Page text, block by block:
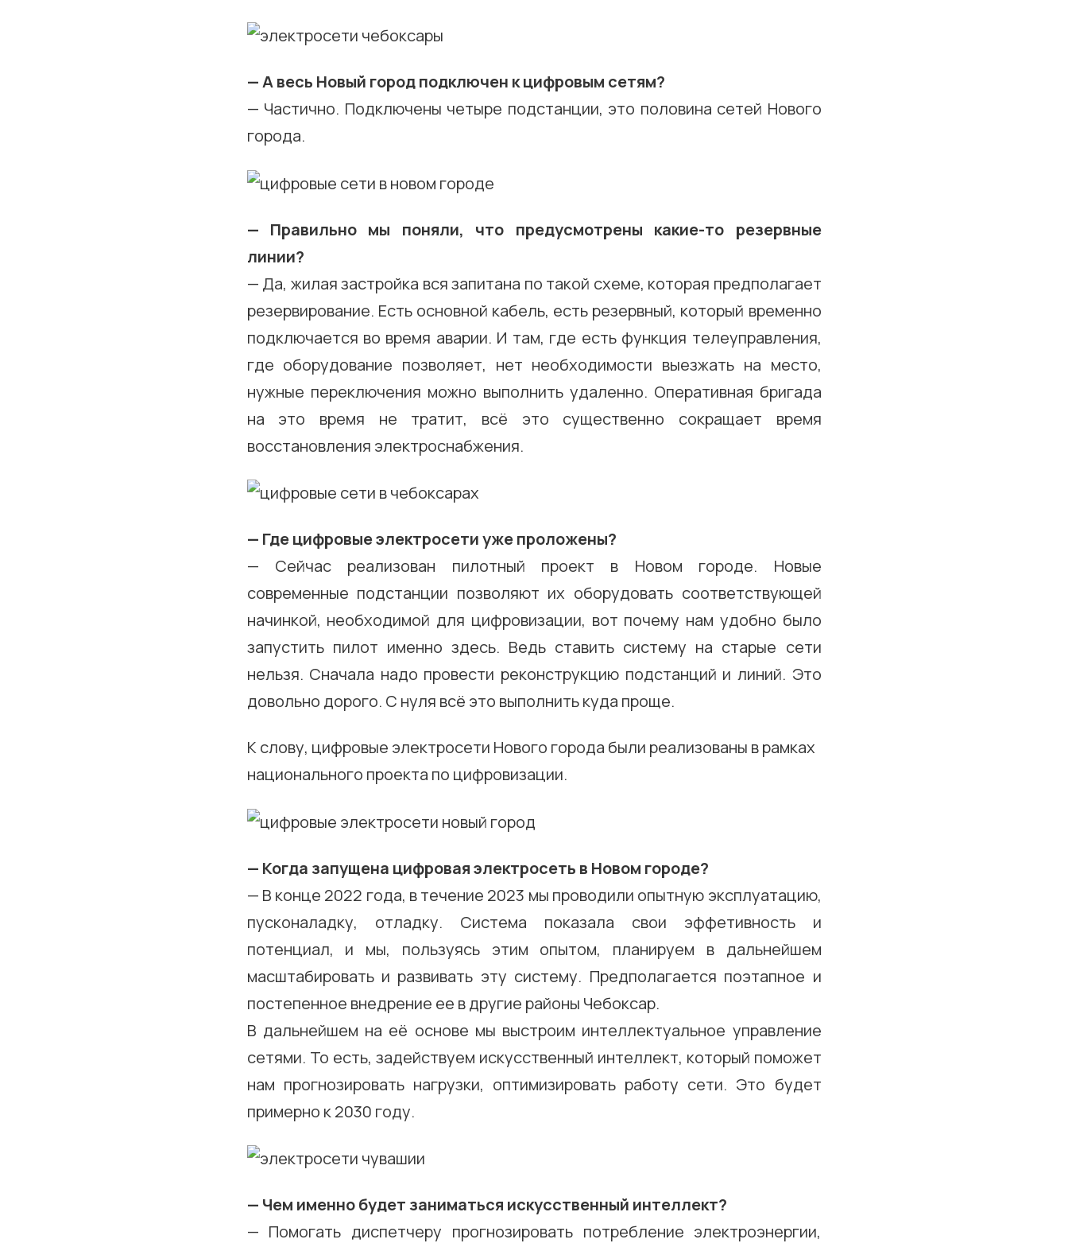
— А весь Новый город подключен к цифровым сетям?
— Частично. Подключены четыре подстанции, это половина сетей Нового
города.
— Правильно мы поняли, что предусмотрены какие-то резервные
линии?
— Да, жилая застройка вся запитана по такой схеме, которая предполагает
резервирование. Есть основной кабель, есть резервный, который временно
подключается во время аварии. И там, где есть функция телеуправления,
где оборудование позволяет, нет необходимости выезжать на место,
нужные переключения можно выполнить удаленно. Оперативная бригада
на это время не тратит, всё это существенно сокращает время
восстановления электроснабжения.
— Где цифровые электросети уже проложены?
— Сейчас реализован пилотный проект в Новом городе. Новые
современные подстанции позволяют их оборудовать соответствующей
начинкой, необходимой для цифровизации, вот почему нам удобно было
запустить пилот именно здесь. Ведь ставить систему на старые сети
нельзя. Сначала надо провести реконструкцию подстанций и линий. Это
довольно дорого. С нуля всё это выполнить куда проще.
К слову, цифровые электросети Нового города были реализованы в рамках
национального проекта по цифровизации.
— Когда запущена цифровая электросеть в Новом городе?
— В конце 2022 года, в течение 2023 мы проводили опытную эксплуатацию,
пусконаладку, отладку. Система показала свои эффетивность и
потенциал, и мы, пользуясь этим опытом, планируем в дальнейшем
масштабировать и развивать эту систему. Предполагается поэтапное и
постепенное внедрение ее в другие районы Чебоксар.
В дальнейшем на её основе мы выстроим интеллектуальное управление
сетями. То есть, задействуем искусственный интеллект, который поможет
нам прогнозировать нагрузки, оптимизировать работу сети. Это будет
примерно к 2030 году.
— Чем именно будет заниматься искусственный интеллект?
— Помогать диспетчеру прогнозировать потребление электроэнергии,